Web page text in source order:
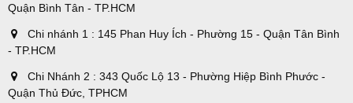
Quận Bình Tân - TP.HCM
Chi nhánh 1 : 145 Phan Huy Ích - Phường 15 - Quận Tân Bình
- TP.HCM
Chi Nhánh 2 : 343 Quốc Lộ 13 - Phường Hiệp Bình Phước -
Quận Thủ Đức, TPHCM